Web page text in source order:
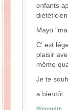
enfants
Mayo
C' est
plaisir
même
Je te
a bientôt
Répondre